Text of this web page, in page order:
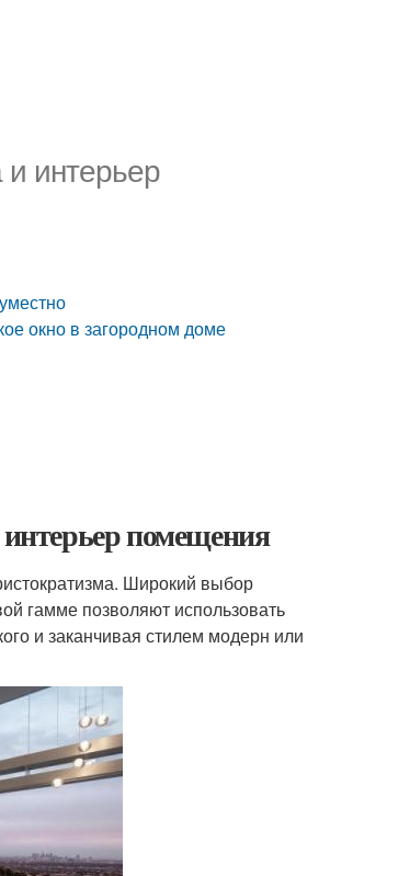
и интерьер
окно в загородном доме
помещения
Широкий выбор
гамме позволяют использовать
и заканчивая стилем модерн или